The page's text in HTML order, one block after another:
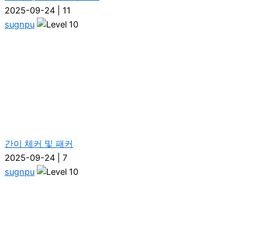
2025-09-24
11
sugnpu
간이 체커 및 패커
2025-09-24
7
sugnpu